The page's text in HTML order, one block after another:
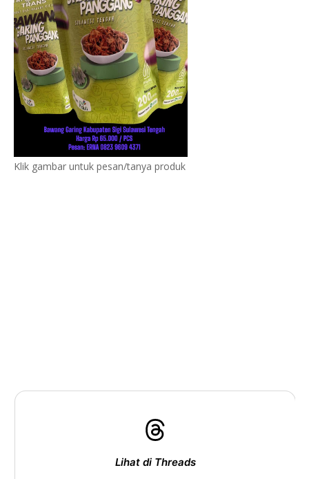
Klik gambar untuk pesan/tanya produk
Lihat di Threads